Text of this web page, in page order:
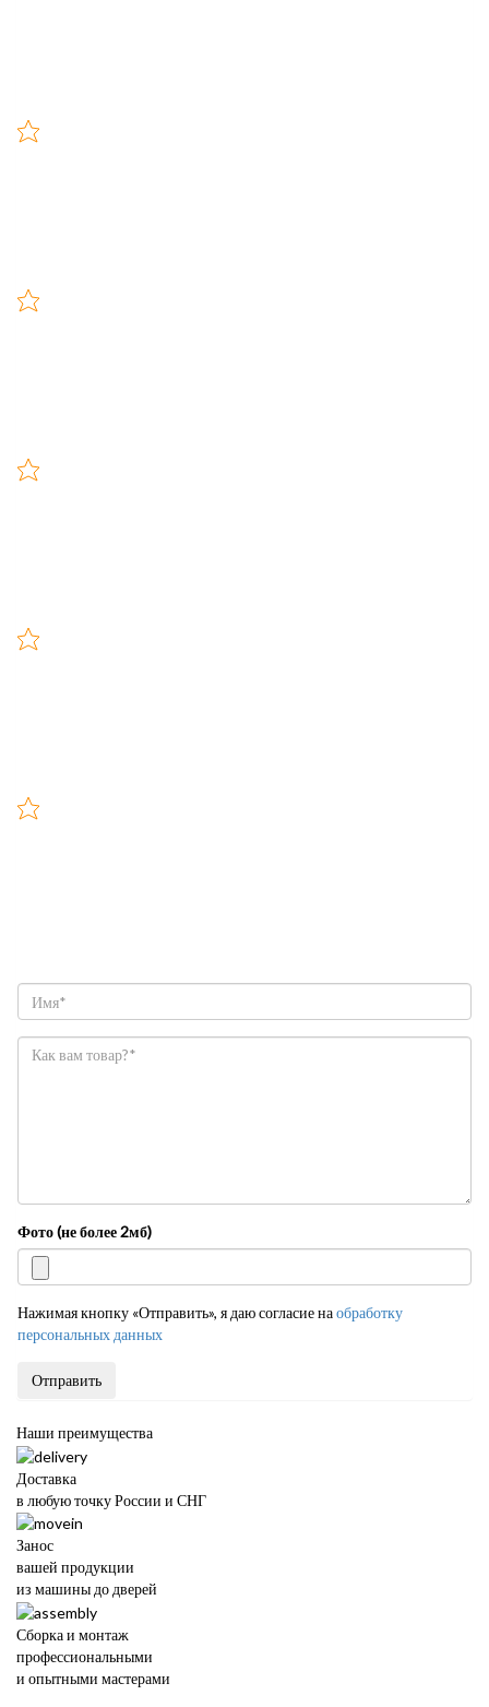
Фото (не более 2мб)
Нажимая кнопку «Отправить», я даю согласие наобработку
персональных данных
Отправить
Наши преимущества
Доставка
в любую точку России и СНГ
Занос
вашей продукции
из машины до дверей
Сборка и монтаж
профессиональными
и опытными мастерами